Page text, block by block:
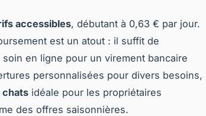
accessibles, débutant à 0,63 € par jour.
est un atout : il suffit de
en ligne pour un virement bancaire
personnalisées pour divers besoins,
chats idéale pour les propriétaires
des offres saisonnières.